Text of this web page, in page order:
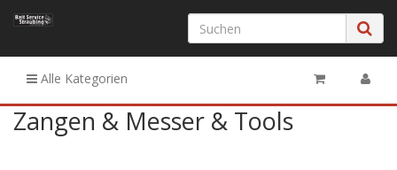
Alle Kategorien
Zangen & Messer & Tools